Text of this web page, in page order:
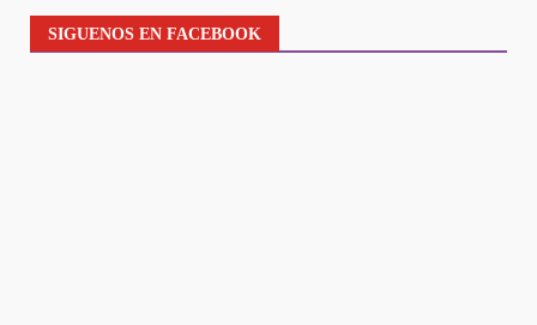
SIGUENOS EN FACEBOOK